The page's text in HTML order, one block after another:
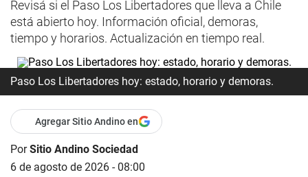
Revisá si el Paso Los Libertadores que lleva a Chile
está abierto hoy. Información oficial, demoras,
tiempo y horarios. Actualización en tiempo real.
Paso Los Libertadores hoy: estado, horario y demoras.
Agregar Sitio Andino en
PorSitio Andino Sociedad
6 de agosto de 2026 - 08:00